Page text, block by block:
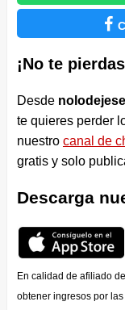

¡No te
Desde
te quieres perder
nuestro canal de
gratis y solo
Descarga
En calidad de afiliado
obtener ingresos por